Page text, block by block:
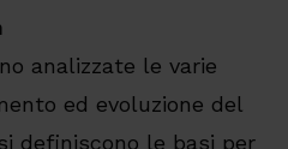
analizzate le varie
ed evoluzione del
definiscono le basi per